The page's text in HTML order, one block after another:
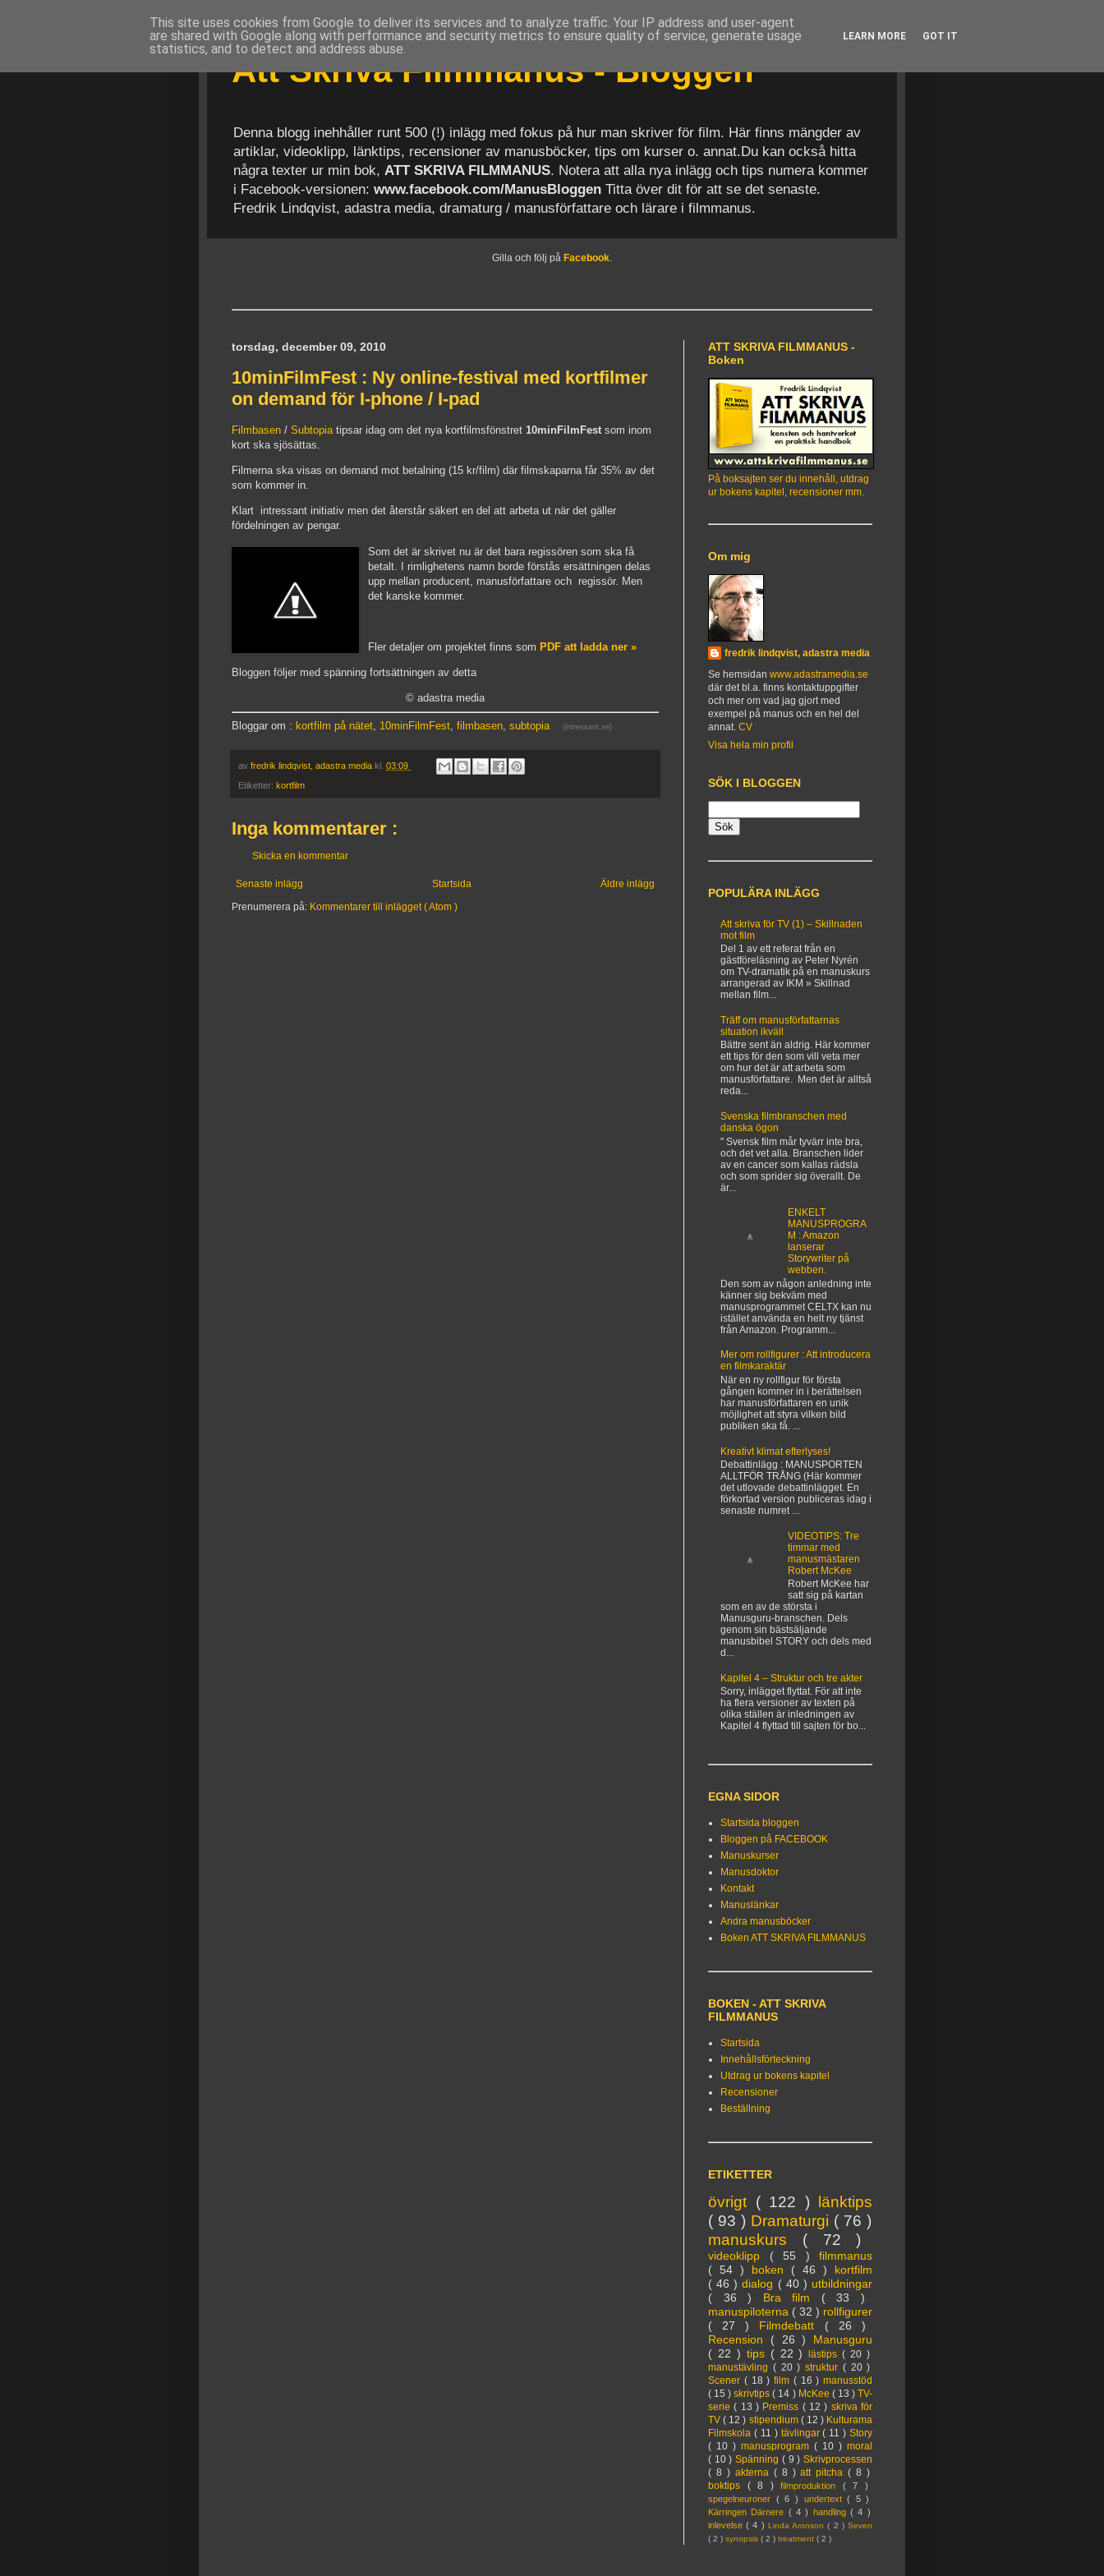
Att Skriva Filmmanus - Bloggen
Denna blogg inehhåller runt 500 (!) inlägg med fokus på hur man skriver för film. Här finns mängder av
artiklar, videoklipp, länktips, recensioner av manusböcker, tips om kurser o. annat.Du kan också hitta
några texter ur min bok, ATT SKRIVA FILMMANUS. Notera att alla nya inlägg och tips numera kommer
i Facebook-versionen: www.facebook.com/ManusBloggen Titta över dit för att se det senaste.
Fredrik Lindqvist, adastra media, dramaturg / manusförfattare och lärare i filmmanus.
Gilla och följ på Facebook.
torsdag, december 09, 2010
10minFilmFest : Ny online-festival med kortfilmer
on demand för I-phone / I-pad
Filmbasen / Subtopiatipsar idag om det nya kortfilmsfönstret 10minFilmFest som inom
kort ska sjösättas.
Filmerna ska visas on demand mot betalning (15 kr/film) där filmskaparna får 35% av det
som kommer in.
Klart intressant initiativ men det återstår säkert en del att arbeta ut när det gäller
fördelningen av pengar.
Som det är skrivet nu är det bara regissören som ska få
betalt. I rimlighetens namn borde förstås ersättningen delas
upp mellan producent, manusförfattare och regissör. Men
det kanske kommer.
Fler detaljer om projektet finns som PDF att ladda ner »
Bloggen följer med spänning fortsättningen av detta
© adastra media
Bloggar om : kortfilm på nätet 10minFilmFest filmbasen subtopia (intressant.se)
av fredrik lindqvist, adastra media kl. 03:09
Etiketter: kortfilm
Inga kommentarer :
Skicka en kommentar
Senaste inlägg Äldre inlägg
Startsida
Prenumerera på: Kommentarer till inlägget ( Atom )
ATT SKRIVA FILMMANUS -
Boken
På boksajten ser du innehåll, utdrag
ur bokens kapitel, recensioner mm.
Om mig
fredrik lindqvist, adastra media
Se hemsidan www.adastramedia.se
där det bl.a. finns kontaktuppgifter
och mer om vad jag gjort med
exempel på manus och en hel del
annat. CV
Visa hela min profil
SÖK I BLOGGEN
POPULÄRA INLÄGG
Att skriva för TV (1) – Skillnaden
mot film
Del 1 av ett referat från en
gästföreläsning av Peter Nyrén
om TV-dramatik på en manuskurs
arrangerad av IKM » Skillnad
mellan film...
Träff om manusförfattarnas
situation ikväll
Bättre sent än aldrig. Här kommer
ett tips för den som vill veta mer
om hur det är att arbeta som
manusförfattare. Men det är alltså
reda...
Svenska filmbranschen med
danska ögon
" Svensk film mår tyvärr inte bra,
och det vet alla. Branschen lider
av en cancer som kallas rädsla
och som sprider sig överallt. De
är...
ENKELT
MANUSPROGRA
M : Amazon
lanserar
Storywriter på
webben.
Den som av någon anledning inte
känner sig bekväm med
manusprogrammet CELTX kan nu
istället använda en helt ny tjänst
från Amazon. Programm...
Mer om rollfigurer : Att introducera
en filmkaraktär
När en ny rollfigur för första
gången kommer in i berättelsen
har manusförfattaren en unik
möjlighet att styra vilken bild
publiken ska få. ...
Kreativt klimat efterlyses!
Debattinlägg : MANUSPORTEN
ALLTFÖR TRÅNG (Här kommer
det utlovade debattinlägget. En
förkortad version publiceras idag i
senaste numret ...
VIDEOTIPS: Tre
timmar med
manusmästaren
Robert McKee
Robert McKee har
satt sig på kartan
som en av de största i
Manusguru-branschen. Dels
genom sin bästsäljande
manusbibel STORY och dels med
d...
Kapitel 4 – Struktur och tre akter
Sorry, inlägget flyttat. För att inte
ha flera versioner av texten på
olika ställen är inledningen av
Kapitel 4 flyttad till sajten för bo...
EGNA SIDOR
Startsida bloggen
Bloggen på FACEBOOK
Manuskurser
Manusdoktor
Kontakt
Manuslänkar
Andra manusböcker
Boken ATT SKRIVA FILMMANUS
BOKEN - ATT SKRIVA
FILMMANUS
Startsida
Innehållsförteckning
Utdrag ur bokens kapitel
Recensioner
Beställning
ETIKETTER
övrigt ( 122 ) länktips
( 93 ) Dramaturgi ( 76 )
manuskurs ( 72 )
videoklipp ( 55 ) filmmanus
( 54 ) boken ( 46 ) kortfilm
( 46 )dialog ( 40 ) utbildningar
( 36 ) Bra film ( 33 )
manuspiloterna ( 32 ) rollfigurer
( 27 ) Filmdebatt ( 26 )
Recension ( 26 ) Manusguru
( 22 ) tips ( 22 )lästips( 20 )
manustävling ( 20 ) struktur ( 20 )
Scener ( 18 ) film ( 16 ) manusstöd
( 15 )skrivtips( 14 ) McKee ( 13 )TV-
serie( 13 ) Premiss ( 12 ) skriva för
TV( 12 ) stipendium ( 12 ) Kulturama
Filmskola ( 11 ) tävlingar( 11 ) Story
( 10 ) manusprogram ( 10 ) moral
( 10 )Spänning ( 9 )Skrivprocessen
( 8 ) akterna ( 8 )att pitcha( 8 )
boktips ( 8 ) filmproduktion ( 7 )
spegelneuroner ( 6 ) undertext( 5 )
Kärringen Därnere ( 4 ) handling( 4 )
inlevelse( 4 ) Linda Aronson( 2 )Seven
( 2 ) synopsis ( 2 ) treatment ( 2 )
This site uses cookies from Google to deliver its services and to analyze traffic. Your IP address and user-agent
are shared with Google along with performance and security metrics to ensure quality of service, generate usage
statistics, and to detect and address abuse.
LEARN MORE GOT IT